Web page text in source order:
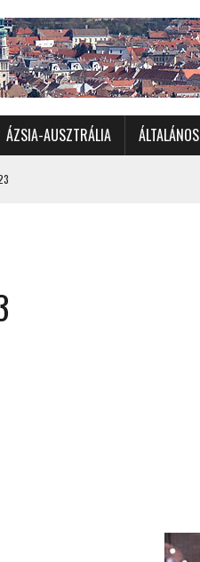
ÁZSIA-AUSZTRÁLIA ÁLTALÁNOS
TÚLRA – 2001